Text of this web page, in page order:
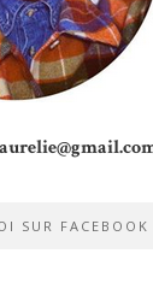
SUR FACEBOOK